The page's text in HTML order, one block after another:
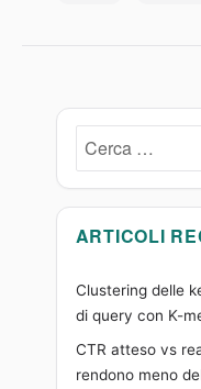
ARTICOLI
Clustering delle
di query con K-
CTR atteso vs
rendono meno